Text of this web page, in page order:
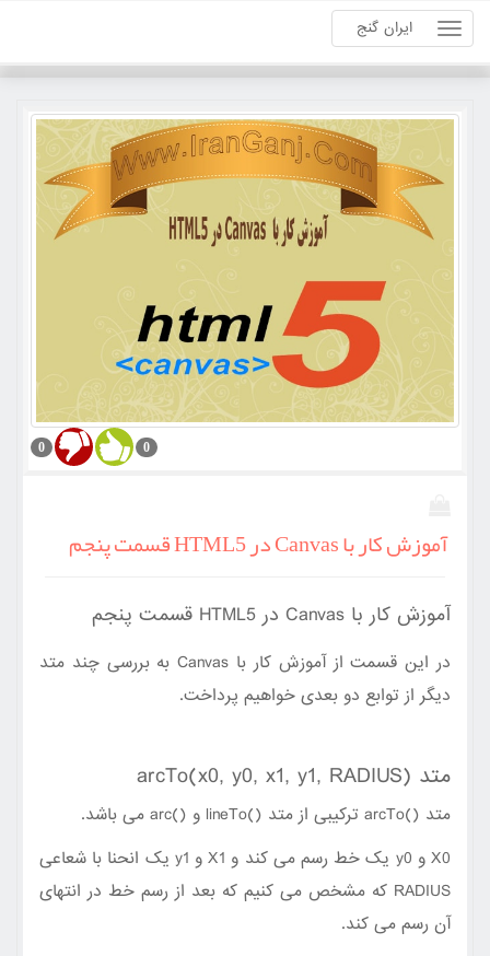
ایران گنج
0
0
آموزش کار با Canvas در HTML5 قسمت پنجم
آموزش کار با Canvas در HTML5 قسمت پنجم
در این قسمت از آموزش کار با Canvasبه بررسی چند متد
دیگر از توابع دو بعدی خواهیم پرداخت.
متد arcTo(x0, y0, x1, y1, RADIUS)
متد arcTo() ترکیبی از متد lineTo() و arc() می باشد.
X0و y0 یک خط رسم می کند و X1و y1 یک انحنا با شعاعی
RADIUS که مشخص می کنیم که بعد از رسم خط در انتهای
آن رسم می کند.